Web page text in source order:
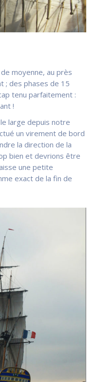
moyenne, au près
; des phases de 15
tenu parfaitement :
!
large depuis notre
un virement de bord
la direction de la
bien et devrions être
une petite
exact de la fin de